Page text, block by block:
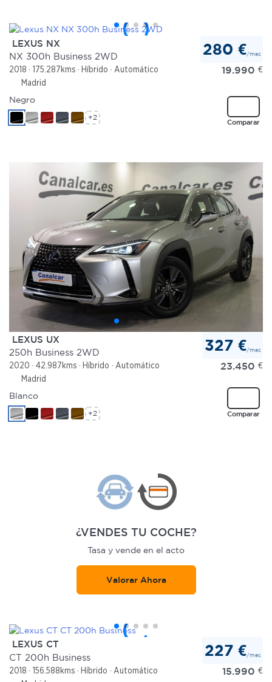
LEXUS NX
NX 300h Business 2WD
2018 175.287kms Híbrido
Automático
Madrid
280 €/mes
19.990 €
Comparar
Negro
+2
LEXUS UX
250h Business 2WD
2020 42.987kms Híbrido
Automático
Madrid
327 €/mes
23.450 €
Comparar
Blanco
+2
¿VENDES TU COCHE?
Tasa y vende en el acto
Valorar Ahora
LEXUS CT
CT 200h Business
2018 156.588kms Híbrido
Automático
227 €/mes
15.990 €